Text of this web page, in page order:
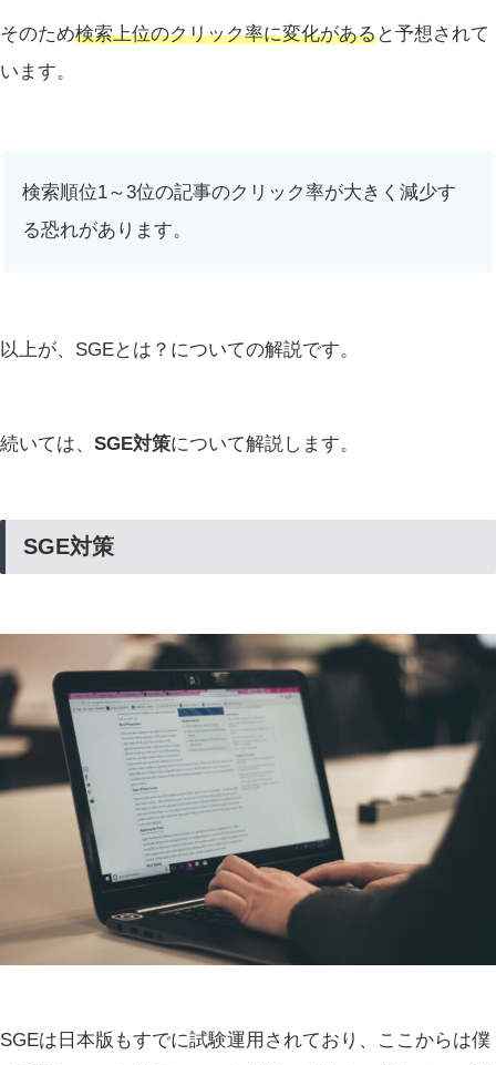
そのため検索上位のクリック率に変化があると予想されて
います。
検索順位1～3位の記事のクリック率が大きく減少す
る恐れがあります。
以上が、SGEとは？についての解説です。
続いては、 SGE対策について解説します。
SGE対策
SGEは日本版もすでに試験運用されており、ここからは僕